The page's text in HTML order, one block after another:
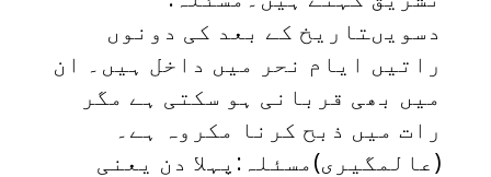
دسویںتاریخ کے بعد کی دونوں
راتیں ایام نحر میں داخل ہیں۔ ان
میں بھی قربانی ہو سکتی ہے مگر
رات میں ذبح کرنا مکروہ ہے۔
(عالمگیری)مسئلہ:پہلا دن یعنی